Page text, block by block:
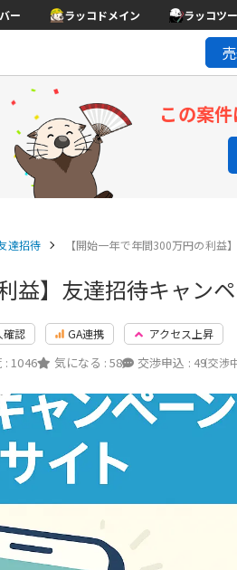
ー ラッコドメイン ラッコツ
この案件
達招待 【開始一年で年間300万円の利
益】友達招待キャン
確認 GA連携 アクセス上昇
: 1046 気になる : 58 交渉申込 : 49
（交渉